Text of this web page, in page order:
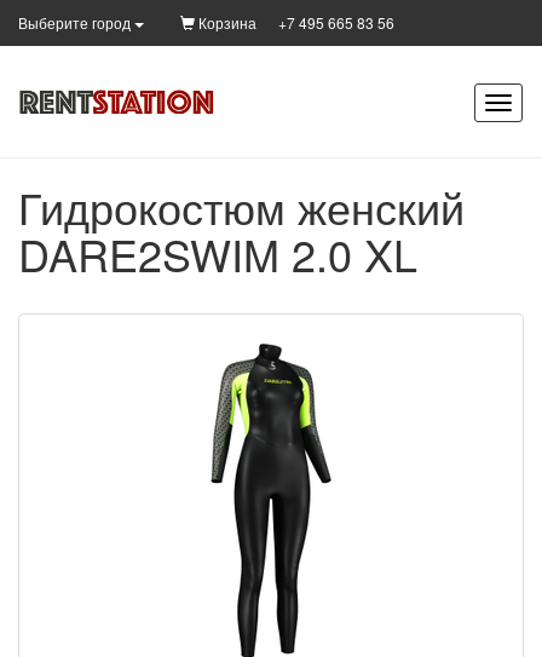
Выберите город Корзина +7 495 665 83 56
Гидрокостюм женский
DARE2SWIM 2.0 XL